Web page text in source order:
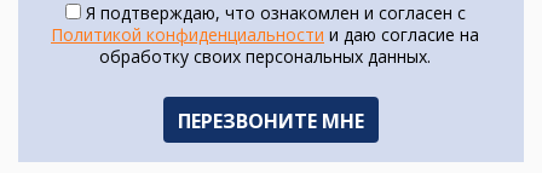
Я подтверждаю, что ознакомлен и согласен с
Политикой конфиденциальности и даю согласие на
обработку своих персональных данных.